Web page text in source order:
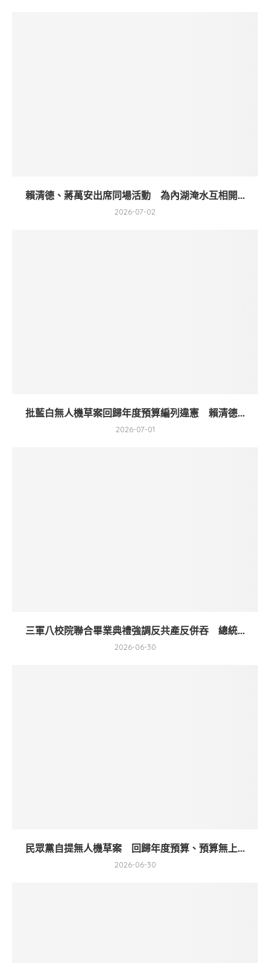
賴清德、蔣萬安出席同場活動 為內湖淹水互相開...
2026-07-02
批藍白無人機草案回歸年度預算編列違憲 賴清德...
2026-07-01
三軍八校院聯合畢業典禮強調反共產反併吞 總統...
2026-06-30
民眾黨自提無人機草案 回歸年度預算、預算無上...
2026-06-30